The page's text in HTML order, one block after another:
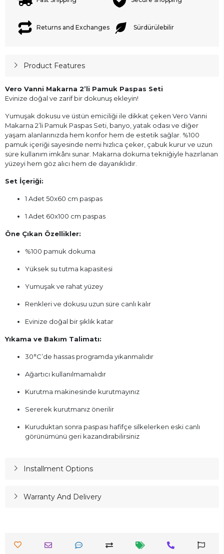
Returns and Exchanges Sürdürülebilir
Product Features
Vero Vanni Makarna 2’li Pamuk Paspas Seti
Evinize doğal ve zarif bir dokunuş ekleyin!
Yumuşak dokusu ve üstün emiciliği ile dikkat çeken Vero Vanni
Makarna 2’li Pamuk Paspas Seti, banyo, yatak odası ve diğer
yaşam alanlarınızda hem konfor hem de estetik sağlar. %100
pamuk içeriği sayesinde nemi hızlıca çeker, çabuk kurur ve uzun
süre kullanım imkânı sunar. Makarna dokuma tekniğiyle hazırlanan
yüzeyi hem göz alıcı hem de dayanıklıdır.
Set İçeriği:
1 Adet 50x60 cm paspas
1 Adet 60x100 cm paspas
Öne Çıkan Özellikler:
%100 pamuk dokuma
Yüksek su tutma kapasitesi
Yumuşak ve rahat yüzey
Renkleri ve dokusu uzun süre canlı kalır
Evinize doğal bir şıklık katar
Yıkama ve Bakım Talimatı:
30°C’de hassas programda yıkanmalıdır
Ağartıcı kullanılmamalıdır
Kurutma makinesinde kurutmayınız
Sererek kurutmanız önerilir
Kuruduktan sonra paspası hafifçe silkelerken eski canlı
görünümünü geri kazandırabilirsiniz
Installment Options
Warranty And Delivery